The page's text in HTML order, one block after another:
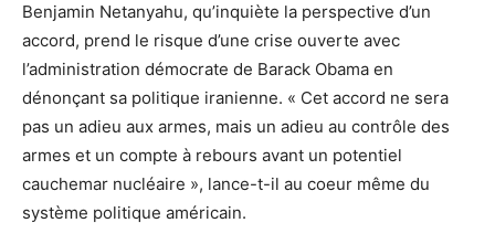
Benjamin Netanyahu, qu’inquiète la perspective d’un
accord, prend le risque d’une crise ouverte avec
l’administration démocrate de Barack Obama en
dénonçant sa politique iranienne. « Cet accord ne sera
pas un adieu aux armes, mais un adieu au contrôle des
armes et un compte à rebours avant un potentiel
cauchemar nucléaire », lance-t-il au coeur même du
système politique américain.